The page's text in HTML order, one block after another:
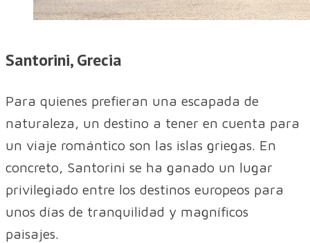
Santorini, Grecia
Para quienes prefieran una escapada de
naturaleza, un destino a tener en cuenta para
un viaje romántico son las islas griegas. En
concreto, Santorini se ha ganado un lugar
privilegiado entre los destinos europeos para
unos días de tranquilidad y magníficos
paisajes.